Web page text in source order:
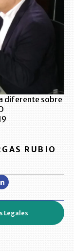
diferente sobre
RUBIO
Legales